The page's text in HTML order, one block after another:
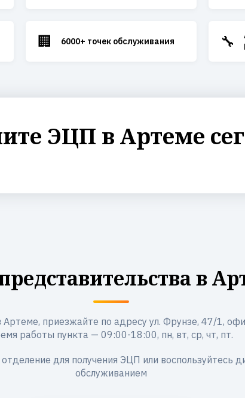
🏢 6000+ точек обслуживания 🔧
ЭЦП в Артеме
в
приезжайте по адресу ул. Фрунзе, 47/1,
работы пункта — 09:00-18:00, пн, вт, ср, чт, пт.
для получения ЭЦП или воспользуйтесь
обслуживанием